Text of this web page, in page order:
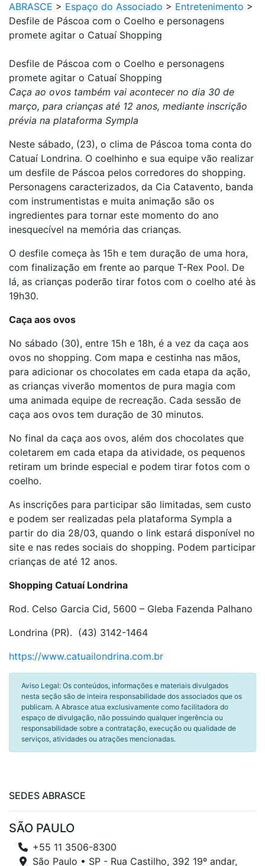
ABRASCE > Espaço do Associado > Entretenimento >
Desfile de Páscoa com o Coelho e personagens
promete agitar o Catuaí Shopping
Desfile de Páscoa com o Coelho e personagens
promete agitar o Catuaí Shopping
Caça ao ovos também vai acontecer no dia 30 de
março, para crianças até 12 anos, mediante inscrição
prévia na plataforma Sympla
Neste sábado, (23), o clima de Páscoa toma conta do
Catuaí Londrina. O coelhinho e sua equipe vão realizar
um desfile de Páscoa pelos corredores do shopping.
Personagens caracterizados, da Cia Catavento, banda
com instrumentistas e muita animação são os
ingredientes para tornar este momento do ano
inesquecível na memória das crianças.
O desfile começa às 15h e tem duração de uma hora,
com finalização em frente ao parque T-Rex Pool. De
lá, as crianças poderão tirar fotos com o coelho até às
19h30.
Caça aos ovos
No sábado (30), entre 15h e 18h, é a vez da caça aos
ovos no shopping. Com mapa e cestinha nas mãos,
para adicionar os chocolates em cada etapa da ação,
as crianças viverão momentos de pura magia com
uma animada equipe de recreação. Cada sessão de
caça aos ovos tem duração de 30 minutos.
No final da caça aos ovos, além dos chocolates que
coletarem em cada etapa da atividade, os pequenos
retiram um brinde especial e podem tirar fotos com o
coelho.
As inscrições para participar são limitadas, sem custo
e podem ser realizadas pela plataforma Sympla a
partir do dia 28/03, quando o link estará disponível no
site e nas redes sociais do shopping. Podem participar
crianças de até 12 anos.
Shopping Catuaí Londrina
Rod. Celso Garcia Cid, 5600 – Gleba Fazenda Palhano
Londrina (PR). (43) 3142-1464
https://www.catuailondrina.com.br
Aviso Legal: Os conteúdos, informações e materiais divulgados
nesta seção são de inteira responsabilidade dos associados que os
publicam. A Abrasce atua exclusivamente como facilitadora do
espaço de divulgação, não possuindo qualquer ingerência ou
responsabilidade sobre a contratação, execução ou qualidade de
serviços, atividades ou atrações mencionadas.
SEDES ABRASCE
SÃO PAULO
+55 11 3506-8300
São Paulo • SP - Rua Castilho, 392 19º andar,